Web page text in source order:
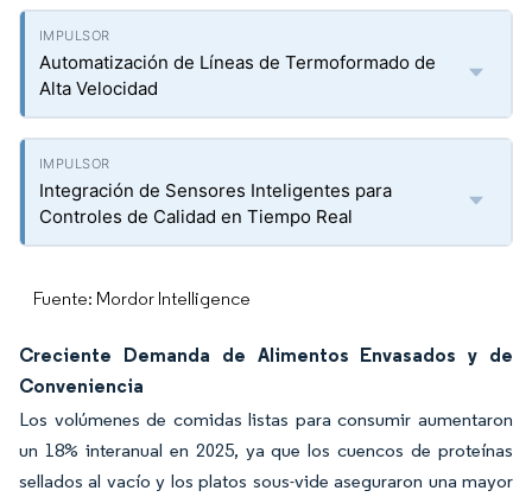
Automatización de Líneas de Termoformado de
Alta Velocidad
Integración de Sensores Inteligentes para
Controles de Calidad en Tiempo Real
Fuente: Mordor Intelligence
Creciente Demanda de Alimentos Envasados y de
Conveniencia
Los volúmenes de comidas listas para consumir aumentaron
un 18% interanual en 2025, ya que los cuencos de proteínas
sellados al vacío y los platos sous-vide aseguraron una mayor